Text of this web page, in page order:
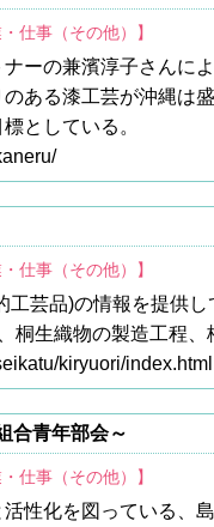
仕事（その他）】
ナーの兼濱淳子さん
ある漆工芸が沖縄は
としている。
仕事（その他）】
工芸品)の情報を提供
桐生織物の製造工程
kiryuori/index.html
合青年部会～
仕事（その他）】
性化を図っている、